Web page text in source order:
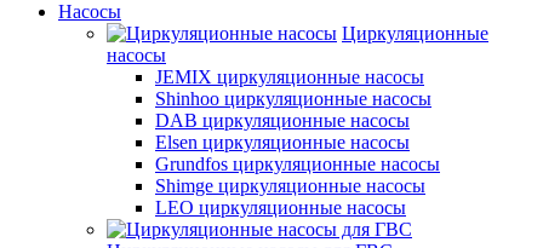
Насосы
Циркуляционные
насосы
JEMIX циркуляционные насосы
Shinhoo циркуляционные насосы
DAB циркуляционные насосы
Elsen циркуляционные насосы
Grundfos циркуляционные насосы
Shimge циркуляционные насосы
LEO циркуляционные насосы